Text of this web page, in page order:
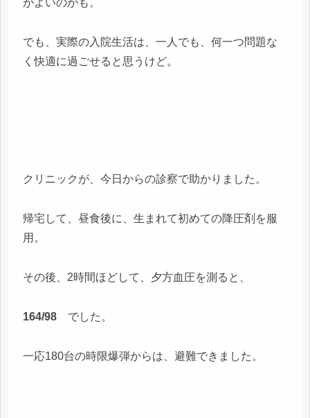
がよいのかも。
でも、実際の入院生活は、一人でも、何一つ問題な
く快適に過ごせると思うけど。
クリニックが、今日からの診察で助かりました。
帰宅して、昼食後に、生まれて初めての降圧剤を服
用。
その後、2時間ほどして、夕方血圧を測ると、
164/98 でした。
一応180台の時限爆弾からは、避難できました。